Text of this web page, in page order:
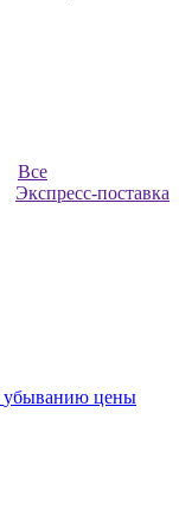
Все
Экспресс-поставка
убыванию цены